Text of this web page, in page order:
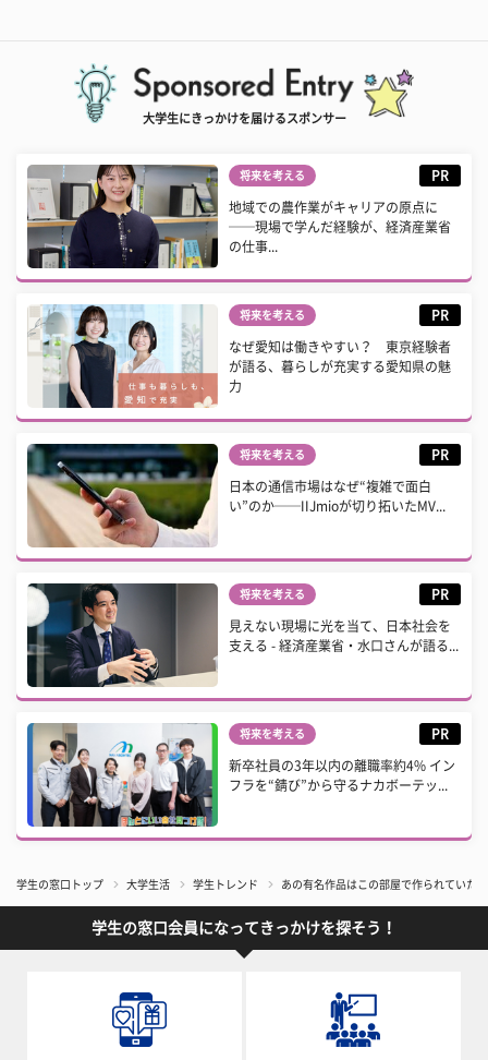
大学生にきっかけを届けるスポンサー
将来を考える PR
地域での農作業がキャリアの原点に
──現場で学んだ経験が、経済産業省
の仕事...
将来を考える PR
なぜ愛知は働きやすい？ 東京経験者
が語る、暮らしが充実する愛知県の魅
力
将来を考える PR
日本の通信市場はなぜ“複雑で面白
い”のか──IIJmioが切り拓いたMV...
将来を考える PR
見えない現場に光を当て、日本社会を
支える - 経済産業省・水口さんが語る...
将来を考える PR
新卒社員の3年以内の離職率約4% イン
フラを“錆び”から守るナカボーテッ...
学生の窓口トップ 大学生活 学生トレンド あの有名作品はこの部屋で作られていた
学生の窓口会員になってきっかけを探そう！